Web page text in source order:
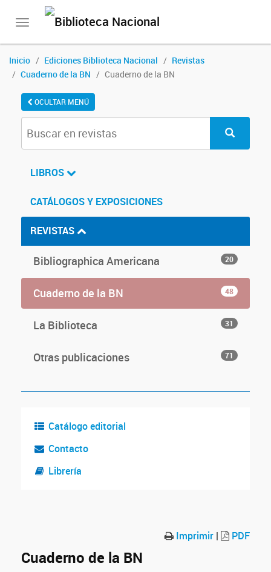
Toggle
Inicio Ediciones Biblioteca Nacional
Revistas
Cuaderno de la BN
Cuaderno de la BN
OCULTAR MENÚ
LIBROS
CATÁLOGOS Y EXPOSICIONES
REVISTAS
Bibliographica Americana 20
Cuaderno de la BN 48
La Biblioteca 31
Otras publicaciones 71
Catálogo editorial
Contacto
Librería
Imprimir | PDF
Cuaderno de la BN